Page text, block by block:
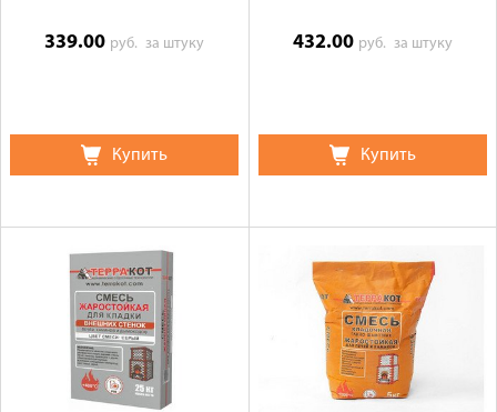
339.00 руб.за штуку
Купить
432.00 руб. за штуку
Купить